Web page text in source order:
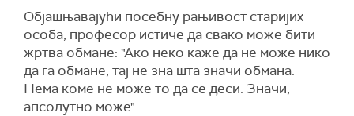
Објашњавајући посебну рањивост старијих
особа, професор истиче да свако може бити
жртва обмане: "Ако неко каже да не може нико
да га обмане, тај не зна шта значи обмана.
Нема коме не може то да се деси. Значи,
апсолутно може".